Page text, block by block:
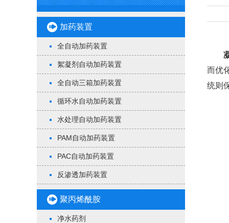
加药装置
全自动加药装置
絮凝剂自动加药装置
全自动三箱加药装置
循环水自动加药装置
水处理自动加药装置
PAM自动加药装置
PAC自动加药装置
反渗透加药装置
聚丙烯酰胺
净水药剂
而优
统则